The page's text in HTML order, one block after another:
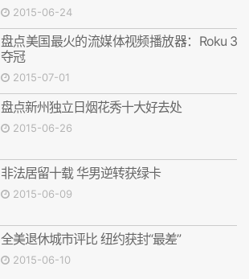
2015-06-24
盘点美国最火的流媒体视频播放器：Roku 3
夺冠
2015-07-01
盘点新州独立日烟花秀十大好去处
2015-06-26
非法居留十载 华男逆转获绿卡
2015-06-09
全美退休城市评比 纽约获封“最差”
2015-06-10